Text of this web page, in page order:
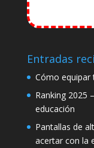
Entradas
Cómo equipar
Ranking 2025
educación
Pantallas de
acertar con la